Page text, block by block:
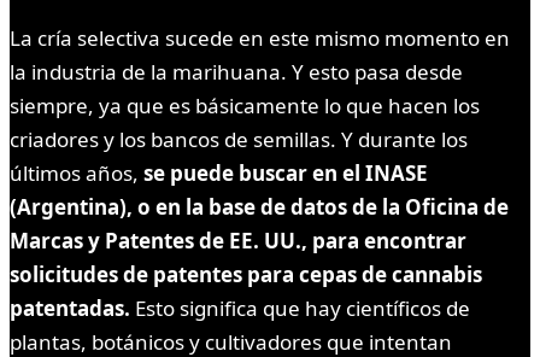
La cría selectiva sucede en este mismo momento en
la industria de la marihuana. Y esto pasa desde
siempre, ya que es básicamente lo que hacen los
criadores y los bancos de semillas. Y durante los
últimos años, se puede buscar en el INASE
(Argentina), o en la base de datos de la Oficina de
Marcas y Patentes de EE. UU., para encontrar
solicitudes de patentes para cepas de cannabis
patentadas. Esto significa que hay científicos de
plantas, botánicos y cultivadores que intentan